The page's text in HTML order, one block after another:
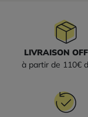
LIVRAISON
à partir de 110€